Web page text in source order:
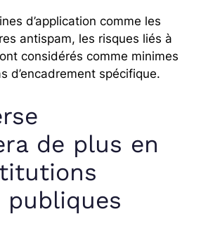
d’application comme les
antispam, les risques liés à
considérés comme minimes
d’encadrement spécifique.
de plus en
publiques